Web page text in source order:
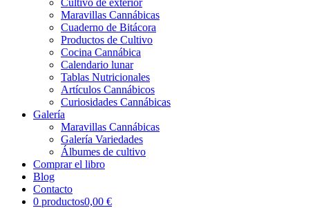
Cultivo de exterior
Maravillas Cannábicas
Cuaderno de Bitácora
Productos de Cultivo
Cocina Cannábica
Calendario lunar
Tablas Nutricionales
Artículos Cannábicos
Curiosidades Cannábicas
Galería
Maravillas Cannábicas
Galería Variedades
Álbumes de cultivo
Comprar el libro
Blog
Contacto
0 productos0,00 €